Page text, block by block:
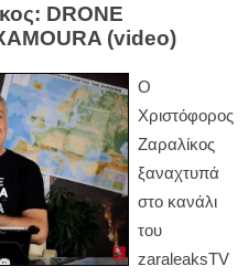
DRONE
(video)
Ο
Χριστόφορος
Ζαραλίκος
ξαναχτυπά
στο κανάλι
του
zaraleaksTV